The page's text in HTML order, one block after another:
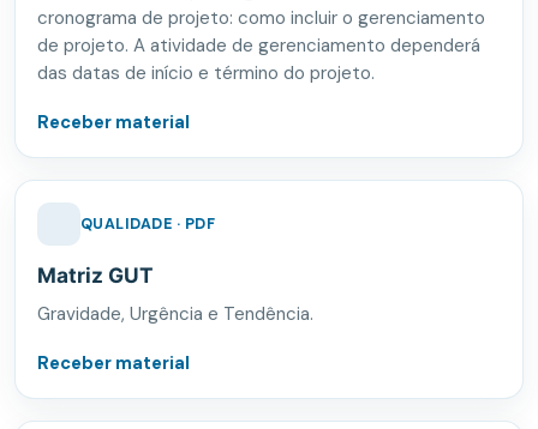
cronograma de projeto: como incluir o gerenciamento
de projeto. A atividade de gerenciamento dependerá
das datas de início e término do projeto.
Receber material
QUALIDADE · PDF
Matriz GUT
Gravidade, Urgência e Tendência.
Receber material